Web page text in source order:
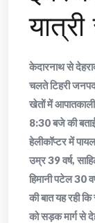
केदारनाथ से
चलते टिहरी
खेतों में
8:30 बजे की
हेलीकॉप्टर में
उम्र 39 वर्ष,
हिमानी पटेल 30
की बात यह रही
को सड़क मार्ग से